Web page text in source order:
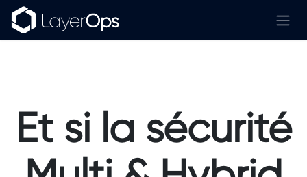
Se rendre au contenu
Et si la sécurité